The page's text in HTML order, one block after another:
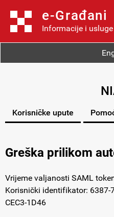
e-Građani
Informacije i usluge
Korisničke upute
Greška prilikom
Vrijeme valjanosti SAML
Korisnički identifikator: 6387-
CEC3-1D46